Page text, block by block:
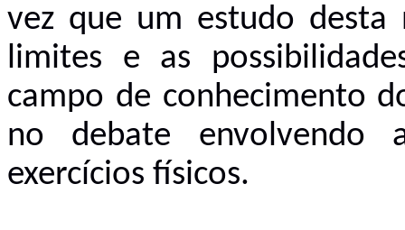
vez que um estudo
limites e as
campo de conhecimento
no debate envolvendo
exercícios físicos.